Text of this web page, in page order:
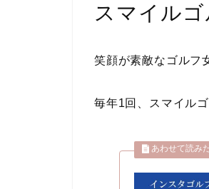
スマイル
笑顔が素敵なゴルフ
毎年1回、スマイル